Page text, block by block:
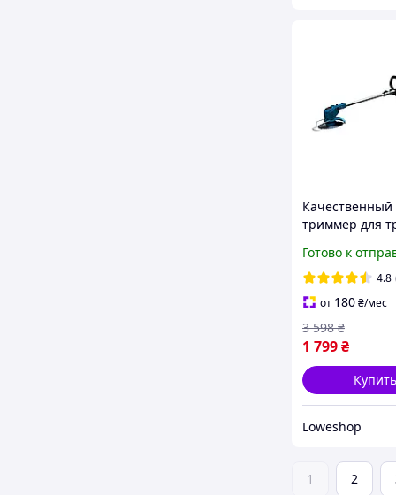
Качественный
триммер для
дома
с
6ач
Готово к
4.8
от 180₴/мес
1 799₴
3 598 ₴
Купить
Loweshop
1 2